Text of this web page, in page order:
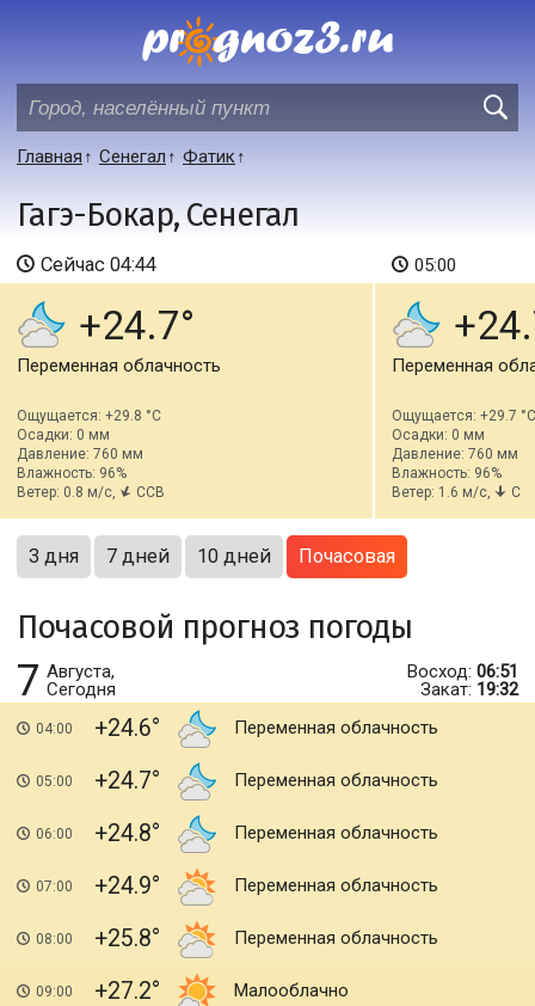
Главная Сенегал Фатик
Гагэ-Бокар, Сенегал
Сейчас 04:44
+24.7
Переменная облачность
Ощущается: +29.8 °C
Осадки: 0 мм
Давление: 760 мм
Влажность: 96%
Ветер: 0.8 м/с,
ССВ
05:00
Переменная
Ощущается: +29.7 °C
Осадки: 0 мм
Давление: 760 мм
Влажность: 96%
Ветер: 1.6 м/с,
С
3 дня 7 дней 10 дней Почасовая
Почасовой прогноз погоды
7 Августа,
Сегодня
Восход: 06:51
Закат: 19:32
04:00 +24.6 Переменная облачность
05:00 +24.7 Переменная облачность
06:00 +24.8 Переменная облачность
07:00 +24.9 Переменная облачность
08:00 +25.8 Переменная облачность
09:00 +27.2 Малооблачно